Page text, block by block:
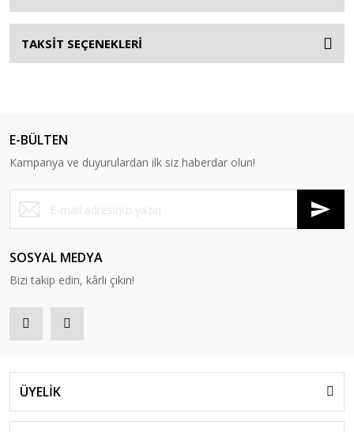
TAKSİT SEÇENEKLERİ
E-BÜLTEN
Kampanya ve duyurulardan ilk siz haberdar olun!
SOSYAL MEDYA
Bizi takip edin, kârlı çıkın!
ÜYELİK